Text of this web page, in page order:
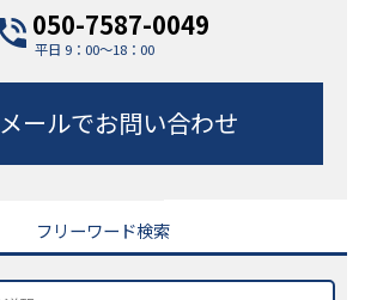
050-7587-0049
平日 9：00～18：00
メールでお問い合わせ
フリーワード検索